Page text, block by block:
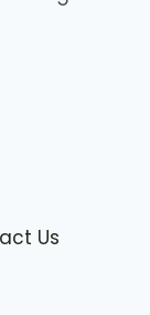
Us